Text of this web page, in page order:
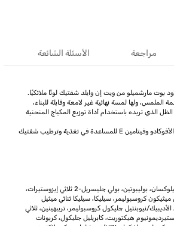
مراجعة الأسئلة الشائعة
مارشميلو من ويت إن وايلد شفتيك لونًا ملائكيًا.
الملمس، ولها لمسة نهائية غير لامعة وقابلة للبناء،
الذي تريده باستخدام أداة توزيع المكياج المنحنية
يتكون من زيت الأركان وزيت الأفوكادو وفيتامين E للمساعدة في تغذية وترطيب شفتيك
ثنائي الميثيكون، سيكلوبنتاسيلوكسان، بوليبوتين، بولي جليسريل-2 ثلاثي إيزوستيرات،
ميثيكون كروسبوليمر، سيليكا، سيليكا ثنائي ميثيل
نيوبنتيل جليكول كروسبوليمر، تريبهينين، ثلاثي
هيكتوريت، كابريليل جليكول، كربونات